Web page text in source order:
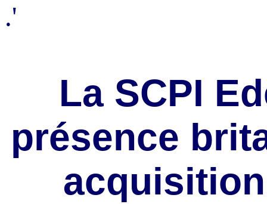
.'
La SCPI
présence